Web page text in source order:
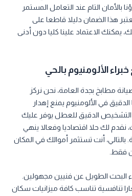
بالأمان التام عند التعامل المستمر
هذا الضمان دليلا قاطعا على
يمكنك الاعتماد علينا كليا دون أدنى
الألومنيوم بالحي
مطابخ بجدة العامة، نحن نركز
في الألومنيوم يمنع إهدار
التشخيص الدقيق للعطل يوفر عليك
لك حلا اقتصاديا وفعالا ينهي
أنت تستثمر أموالك في المكان
فقط.
البحث الطويل عن فنيين مجهولين.
تنافسية تناسب كافة ميزانيات سكان